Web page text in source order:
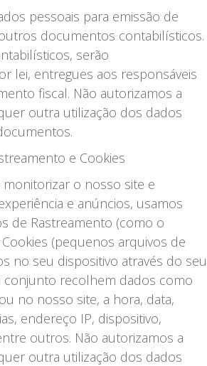
pessoais para emissão de
documentos contabilísticos.
serão
lei, entregues aos responsáveis
fiscal. Não autorizamos a
outra utilização dos dados
e Cookies
monitorizar o nosso site e
e anúncios, usamos
de Rastreamento (como o
(pequenos arquivos de
no seu dispositivo através do seu
conjunto recolhem dados como
no nosso site, a hora, data,
endereço IP, dispositivo,
outros. Não autorizamos a
outra utilização dos dados